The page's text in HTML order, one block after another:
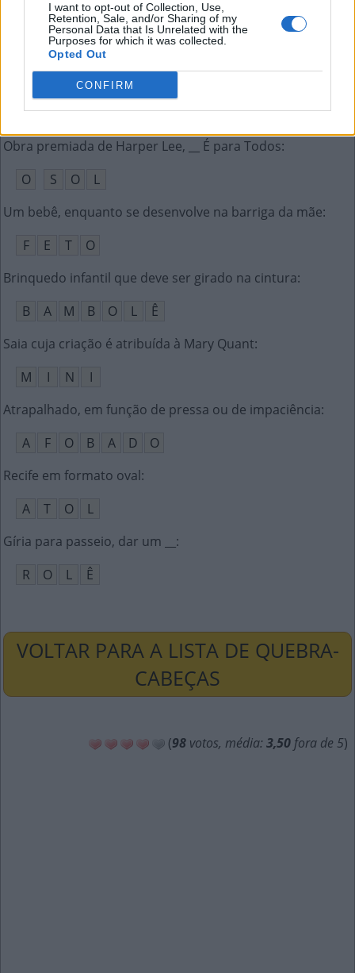
I want to opt-out of Collection, Use,
Retention, Sale, and/or Sharing of my
Personal Data that Is Unrelated with the
Purposes for which it was collected.
Opted Out
CONFIRM
La La __, filme indicado ao Oscar (ing.):
A N
D
Amigo do Beto de Vila Sésamo
Ê
N I
O
Obra premiada de Harper Lee, __ É para Todos:
O
S O
L
Um bebê, enquanto se desenvolve na barriga da mãe:
F
E T
O
Brinquedo infantil que deve ser girado na cintura:
B
A M B O L
Ê
Saia cuja criação é atribuída à Mary Quant:
M
I N
I
Atrapalhado, em função de pressa ou de impaciência:
A
F O B A D
O
Recife em formato oval:
A
T O
L
Gíria para passeio, dar um __ :
R
O L Ê
VOLTAR PARA A LISTA DE QUEBRA-
CABEÇAS
(98 votos, média: 3,50 fora de 5)